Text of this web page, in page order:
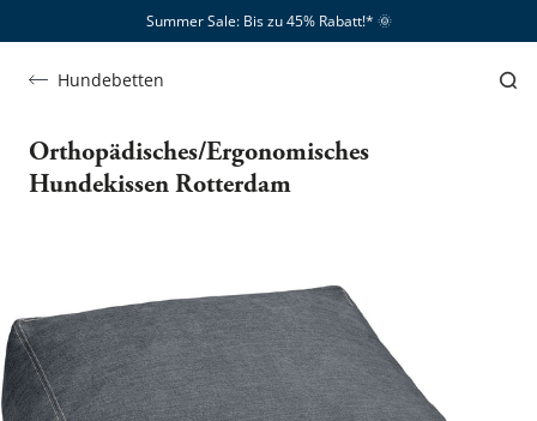
Summer Sale: Bis zu 45% Rabatt!*​ 🌞
Hundebetten
Orthopädisches/Ergonomisches
Hundekissen Rotterdam